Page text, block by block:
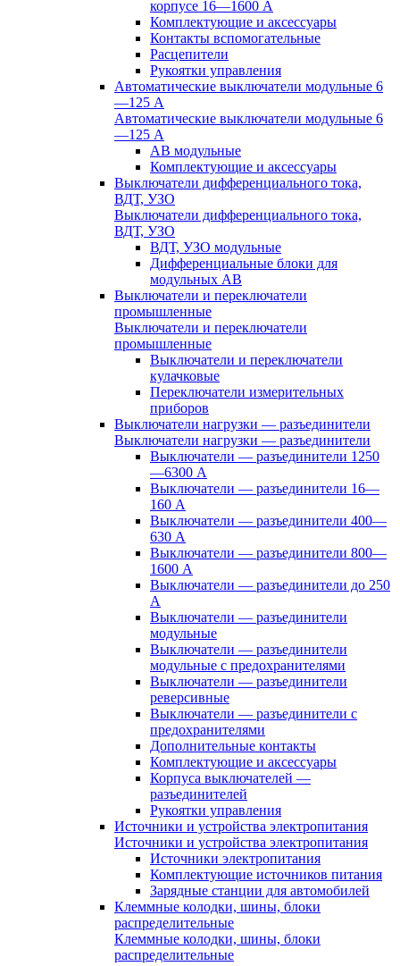
корпусе 16—1600 А
Комплектующие и аксессуары
Контакты вспомогательные
Расцепители
Рукоятки управления
Автоматические выключатели модульные 6
—125 А
Автоматические выключатели модульные 6
—125 А
АВ модульные
Комплектующие и аксессуары
Выключатели дифференциального тока,
ВДТ, УЗО
Выключатели дифференциального тока,
ВДТ, УЗО
ВДТ, УЗО модульные
Дифференциальные блоки для
модульных АВ
Выключатели и переключатели
промышленные
Выключатели и переключатели
промышленные
Выключатели и переключатели
кулачковые
Переключатели измерительных
приборов
Выключатели нагрузки — разъединители
Выключатели нагрузки — разъединители
Выключатели — разъединители 1250
—6300 А
Выключатели — разъединители 16—
160 А
Выключатели — разъединители 400—
630 А
Выключатели — разъединители 800—
1600 А
Выключатели — разъединители до 250
А
Выключатели — разъединители
модульные
Выключатели — разъединители
модульные с предохранителями
Выключатели — разъединители
реверсивные
Выключатели — разъединители с
предохранителями
Дополнительные контакты
Комплектующие и аксессуары
Корпуса выключателей —
разъединителей
Рукоятки управления
Источники и устройства электропитания
Источники и устройства электропитания
Источники электропитания
Комплектующие источников питания
Зарядные станции для автомобилей
Клеммные колодки, шины, блоки
распределительные
Клеммные колодки, шины, блоки
распределительные